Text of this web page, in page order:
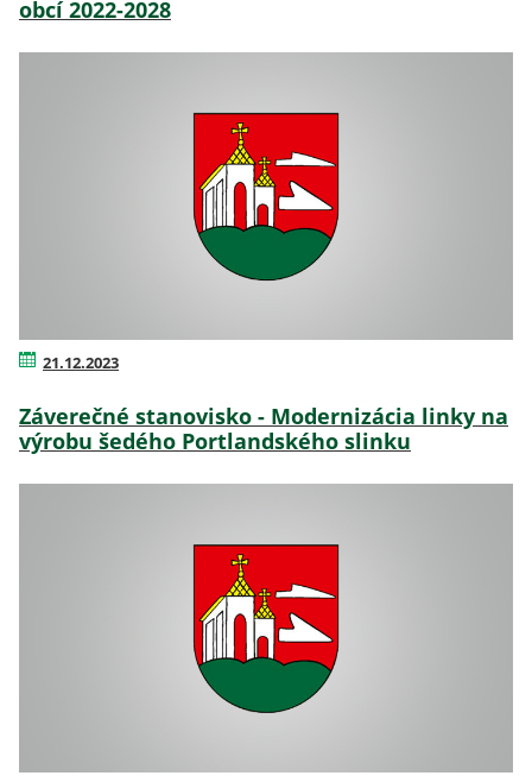
obcí 2022-2028
21.12.2023
Záverečné stanovisko - Modernizácia linky na
výrobu šedého Portlandského slinku